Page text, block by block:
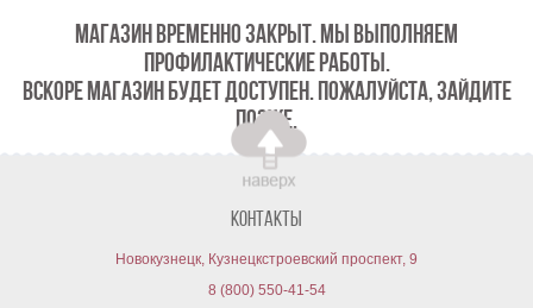
МАГАЗИН ВРЕМЕННО ЗАКРЫТ. МЫ ВЫПОЛНЯЕМ
ПРОФИЛАКТИЧЕСКИЕ РАБОТЫ.
ВСКОРЕ МАГАЗИН БУДЕТ ДОСТУПЕН. ПОЖАЛУЙСТА, ЗАЙДИТЕ
ПОЗЖЕ.
Контакты
Новокузнецк, Кузнецкстроевский проспект, 9
8 (800) 550-41-54